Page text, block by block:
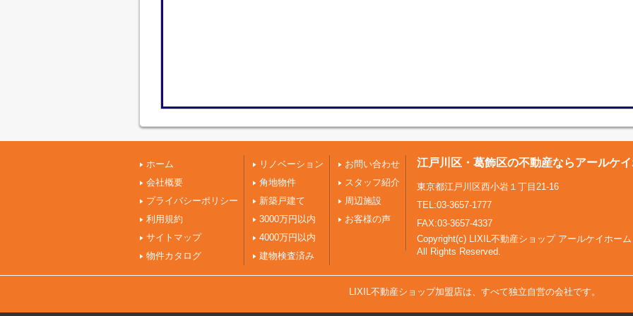
ホーム
会社概要
プライバシーポリシー
利用規約
サイトマップ
物件カタログ
リノベーション
角地物件
新築戸建て
3000万円以内
4000万円以内
建物検査済み
お問い合わせ
スタッフ紹介
周辺施設
お客様の声
江戸川区・葛飾区の不動産ならアールケ
東京都江戸川区西小岩１丁目21-16
TEL:03-3657-1777
FAX:03-3657-4337
Copyright(c) LIXIL不動産ショップ アールケイホーム
All Rights Reserved.
LIXIL不動産ショップ加盟店は、すべて独立自営の会社です。